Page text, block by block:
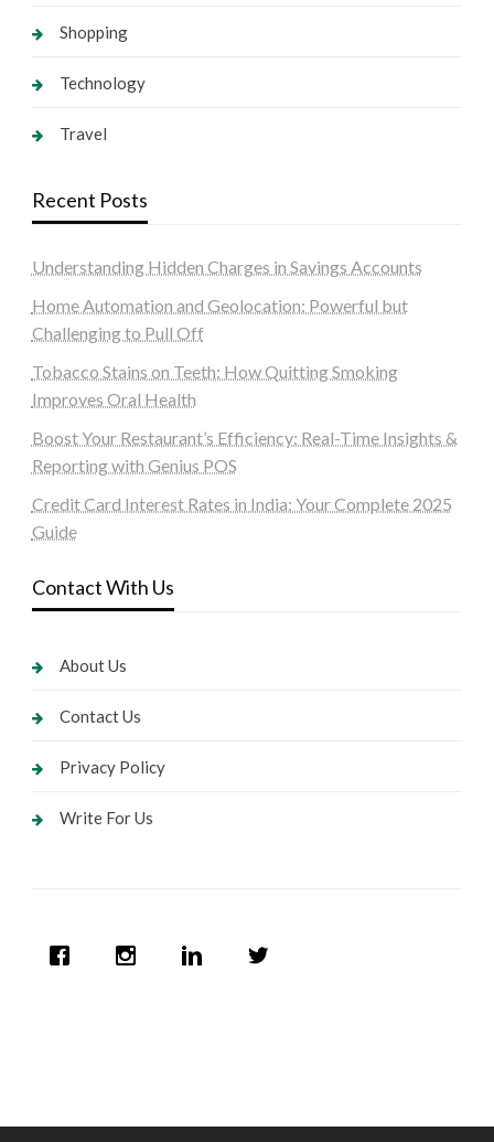
Shopping
Technology
Travel
Recent Posts
Understanding Hidden Charges in Savings Accounts
Home Automation and Geolocation: Powerful but
Challenging to Pull Off
Tobacco Stains on Teeth: How Quitting Smoking
Improves Oral Health
Boost Your Restaurant’s Efficiency: Real-Time Insights &
Reporting with Genius POS
Credit Card Interest Rates in India: Your Complete 2025
Guide
Contact With Us
About Us
Contact Us
Privacy Policy
Write For Us